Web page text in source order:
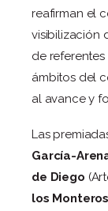
reafirman el
visibilización
de
ámbitos del
al avance y
Las
García-
de Diego
los